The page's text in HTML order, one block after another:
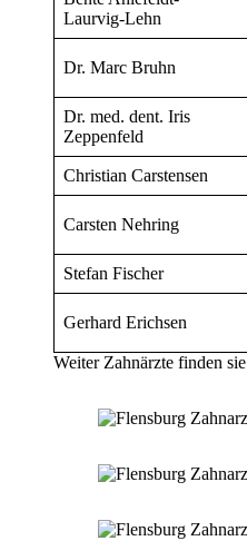
Laurvig-Lehn
Dr. Marc Bruhn
Dr. med. dent. Iris
Zeppenfeld
Christian Carstensen
Carsten Nehring
Stefan Fischer
Gerhard Erichsen
Weiter Zahnärzte finden sie